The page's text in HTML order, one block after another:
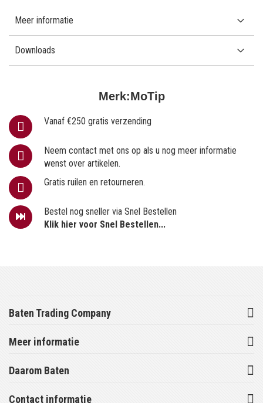
Merk:MoTip
Vanaf €250 gratis verzending
Neem contact met ons op als u nog meer informatie
wenst over artikelen.
Gratis ruilen en retourneren.
Bestel nog sneller via Snel Bestellen
Klik hier voor Snel Bestellen...
Meer informatie
Downloads
Baten Trading Company
Meer informatie
Daarom Baten
Contact informatie